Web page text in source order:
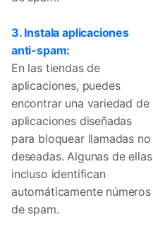
3. Instala aplicaciones
anti-spam:
En las tiendas de
aplicaciones, puedes
encontrar una variedad de
aplicaciones diseñadas
para bloquear llamadas no
deseadas. Algunas de ellas
incluso identifican
automáticamente números
de spam.